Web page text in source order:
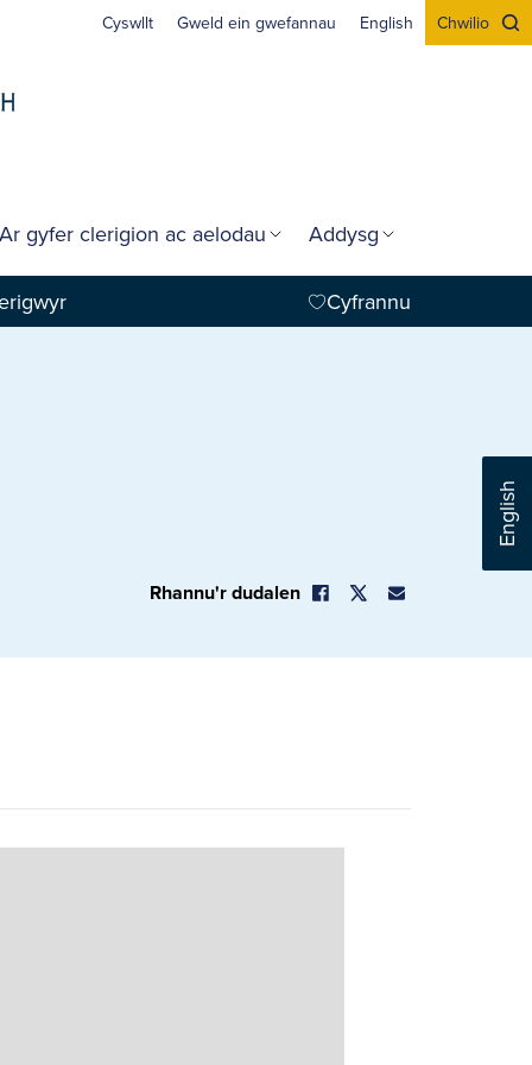
English
Cyswllt Gweld ein gwefannau English Chwilio
Ar gyfer clerigion ac aelodau Addysg
Cyfrannu
Rhannu'r dudalen